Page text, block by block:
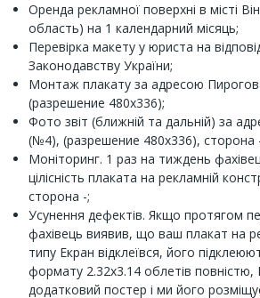
Оренда рекламної поверхні в місті
область) на 1 календарний місяць;
Перевірка макету у юриста на
Законодавству України;
Монтаж плакату за адресою
(разрешение 480х336);
Фото звіт (ближній та дальній) за
(№4), (разрешение 480х336), сторона
Моніторинг. 1 раз на тиждень
цілісність плаката на рекламній
сторона -;
Усунення дефектів. Якщо протягом
фахівець виявив, що ваш плакат на
типу Екран відклеївся, його
формату 2.32x3.14 облетів повністю,
додатковий постер і ми його